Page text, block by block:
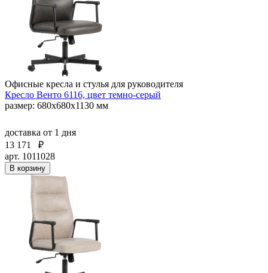
Офисные кресла и стулья для руководителя
Кресло Венто 6116, цвет темно-серый
размер: 680х680х1130 мм
доставка от 1 дня
13 171
₽
арт. 1011028
В корзину